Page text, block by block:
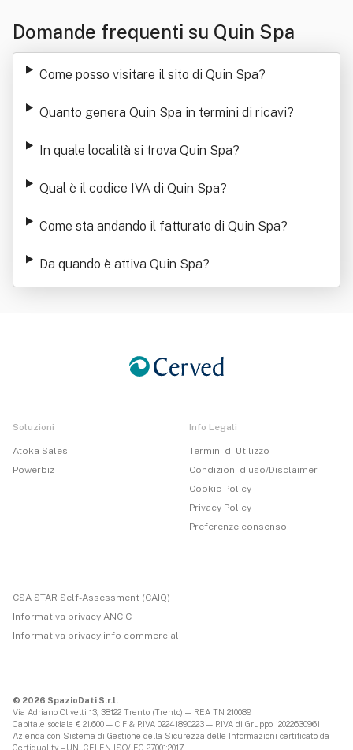
Domande frequenti su Quin Spa
Come posso visitare il sito di Quin Spa?
Quanto genera Quin Spa in termini di ricavi?
In quale località si trova Quin Spa?
Qual è il codice IVA di Quin Spa?
Come sta andando il fatturato di Quin Spa?
Da quando è attiva Quin Spa?
Soluzioni
Atoka Sales
Powerbiz
Info Legali
Termini di Utilizzo
Condizioni d'uso/Disclaimer
Cookie Policy
Privacy Policy
Preferenze consenso
CSA STAR Self-Assessment (CAIQ)
Informativa privacy ANCIC
Informativa privacy info commerciali
© 2026 SpazioDati S.r.l.
Via Adriano Olivetti 13, 38122 Trento (Trento) — REA TN 210089
Capitale sociale € 21.600 — C.F & P.IVA 02241890223 — P.IVA di Gruppo 12022630961
Azienda con Sistema di Gestione della Sicurezza delle Informazioni certificato da
Certiquality – UNI CEI EN ISO/IEC 27001:2017